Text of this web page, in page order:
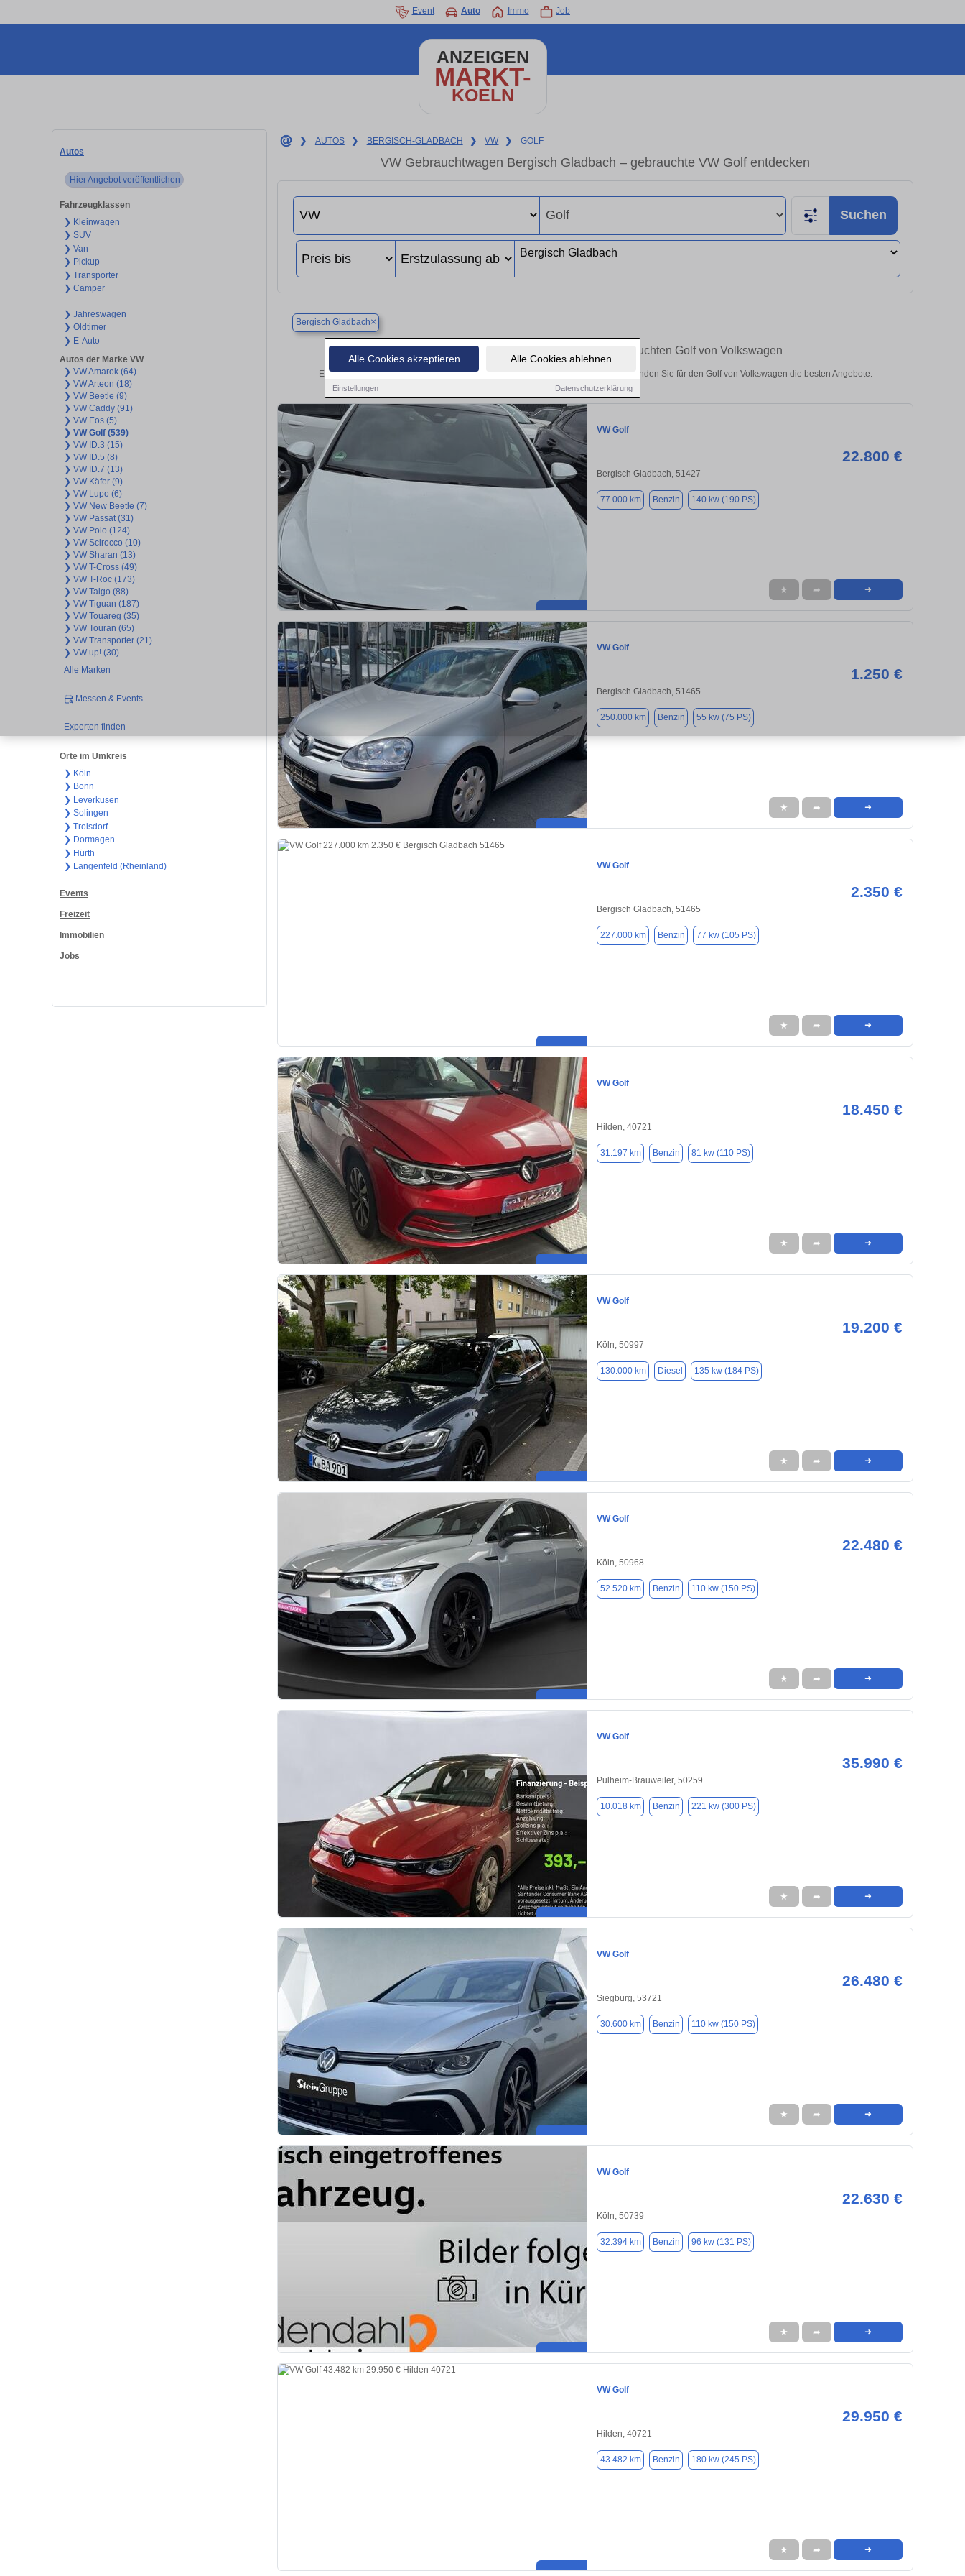
Alle Cookies akzeptieren Alle Cookies ablehnen
Einstellungen Datenschutzerklärung
Event Auto Immo Job
ANZEIGEN
MARKT-
KOELN
Autos
Hier Angebot veröffentlichen
Fahrzeugklassen
❯ Kleinwagen
❯ SUV
❯ Van
❯ Pickup
❯ Transporter
❯ Camper
❯ Jahreswagen
❯ Oldtimer
❯ E-Auto
Autos der Marke VW
❯ VW Amarok (64)
❯ VW Arteon (18)
❯ VW Beetle (9)
❯ VW Caddy (91)
❯ VW Eos (5)
❯ VW Golf (539)
❯ VW ID.3 (15)
❯ VW ID.5 (8)
❯ VW ID.7 (13)
❯ VW Käfer (9)
❯ VW Lupo (6)
❯ VW New Beetle (7)
❯ VW Passat (31)
❯ VW Polo (124)
❯ VW Scirocco (10)
❯ VW Sharan (13)
❯ VW T-Cross (49)
❯ VW T-Roc (173)
❯ VW Taigo (88)
❯ VW Tiguan (187)
❯ VW Touareg (35)
❯ VW Touran (65)
❯ VW Transporter (21)
❯ VW up! (30)
Alle Marken
Messen & Events
Experten finden
Orte im Umkreis
❯ Köln
❯ Bonn
❯ Leverkusen
❯ Solingen
❯ Troisdorf
❯ Dormagen
❯ Hürth
❯ Langenfeld (Rheinland)
Events
Freizeit
Immobilien
Jobs
❯ AUTOS ❯ BERGISCH-GLADBACH ❯ VW ❯ GOLF
VW Gebrauchtwagen Bergisch Gladbach – gebrauchte VW Golf entdecken
Suchen
Bergisch Gladbach×
Finden Sie in Bergisch Gladbach Ihren gebrauchten Golf von Volkswagen
Entdecken Sie in Bergisch Gladbach gebrauchte VW Golf Gebrauchtwagen. Hier finden Sie für den Golf von Volkswagen die besten Angebote.
VW Golf
22.800 €
Bergisch Gladbach, 51427
77.000 km Benzin 140 kw (190 PS)
★ ➦ ➜
VW Golf
1.250 €
Bergisch Gladbach, 51465
250.000 km Benzin 55 kw (75 PS)
★ ➦ ➜
VW Golf
2.350 €
Bergisch Gladbach, 51465
227.000 km Benzin 77 kw (105 PS)
★ ➦ ➜
VW Golf
18.450 €
Hilden, 40721
31.197 km Benzin 81 kw (110 PS)
★ ➦ ➜
VW Golf
19.200 €
Köln, 50997
130.000 km Diesel 135 kw (184 PS)
★ ➦ ➜
VW Golf
22.480 €
Köln, 50968
52.520 km Benzin 110 kw (150 PS)
★ ➦ ➜
VW Golf
35.990 €
Pulheim-Brauweiler, 50259
10.018 km Benzin 221 kw (300 PS)
★ ➦ ➜
VW Golf
26.480 €
Siegburg, 53721
30.600 km Benzin 110 kw (150 PS)
★ ➦ ➜
VW Golf
22.630 €
Köln, 50739
32.394 km Benzin 96 kw (131 PS)
★ ➦ ➜
VW Golf
29.950 €
Hilden, 40721
43.482 km Benzin 180 kw (245 PS)
★ ➦ ➜